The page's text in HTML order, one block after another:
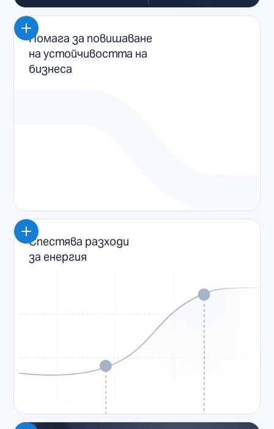
Помага за повишаване
на устойчивостта на
бизнеса
Спестява разходи
за енергия